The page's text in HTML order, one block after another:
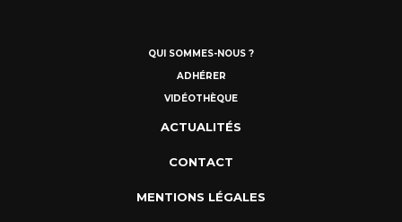
QUI SOMMES-NOUS ?
ADHÉRER
VIDÉOTHÈQUE
ACTUALITÉS
CONTACT
MENTIONS LÉGALES